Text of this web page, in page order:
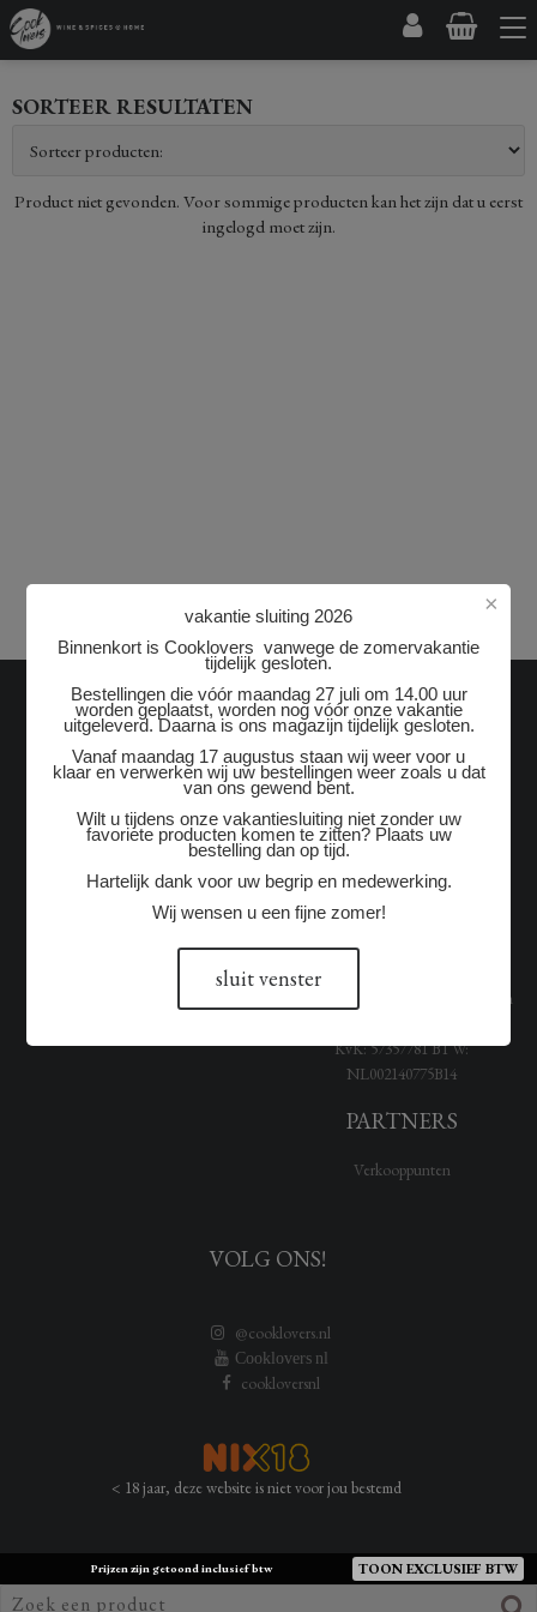
×
vakantie sluiting 2026
Binnenkort is Cooklovers vanwege de zomervakantie
tijdelijk gesloten.
Bestellingen die vóór maandag 27 juli om 14.00 uur
worden geplaatst, worden nog vóór onze vakantie
uitgeleverd. Daarna is ons magazijn tijdelijk gesloten.
Vanaf maandag 17 augustus staan wij weer voor u
klaar en verwerken wij uw bestellingen weer zoals u dat
van ons gewend bent.
Wilt u tijdens onze vakantiesluiting niet zonder uw
favoriete producten komen te zitten? Plaats uw
bestelling dan op tijd.
Hartelijk dank voor uw begrip en medewerking.
Wij wensen u een fijne zomer!
sluit venster
SORTEER RESULTATEN
Product niet gevonden. Voor sommige producten kan het zijn dat u eerst
ingelogd moet zijn.
OVER ONS
Historie
Algemene-voorwaarden
Meest gestelde vragen
Privacy Statement
ONZE GEGEVENS
Cooklovers.nl
afspraak
Oosterdorpsstraat 156
3871 AH
Gelderland
Telefoon:+31 (0)33 7470108
E-mail:
Cooklovers is een handelsnaam van
KvK:57357781BTW:
NL002140775B14
PARTNERS
Verkooppunten
VOLG ONS!
@cooklovers.nl
Cooklovers nl
cookloversnl
< 18 jaar, deze website is niet voor jou bestemd
Prijzen zijn getoond inclusief btw TOON EXCLUSIEF BTW